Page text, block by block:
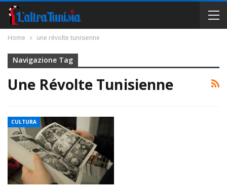
Home une révolte tunisienne
Navigazione Tag
Une Révolte Tunisienne
CULTURA